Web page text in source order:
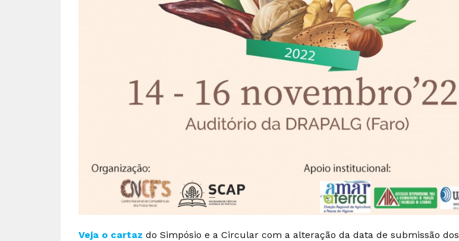
Veja o cartaz do Simpósio e a Circular com a alteração da data de submissão dos